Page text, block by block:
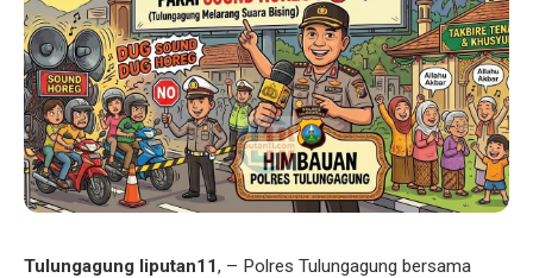
Tulungagung liputan11, – Polres Tulungagung bersama